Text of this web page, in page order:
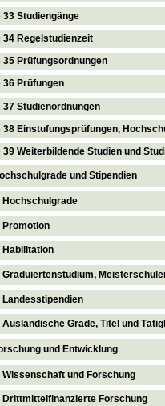
33 Studiengänge
34 Regelstudienzeit
35 Prüfungsordnungen
36 Prüfungen
37 Studienordnungen
38 Einstufungsprüfungen,
39 Weiterbildende Studien und
und Stipendien
Hochschulgrade
Promotion
Habilitation
Graduiertenstudium,
Landesstipendien
Ausländische Grade, Titel und
und Entwicklung
Wissenschaft und Forschung
Drittmittelfinanzierte Forschung